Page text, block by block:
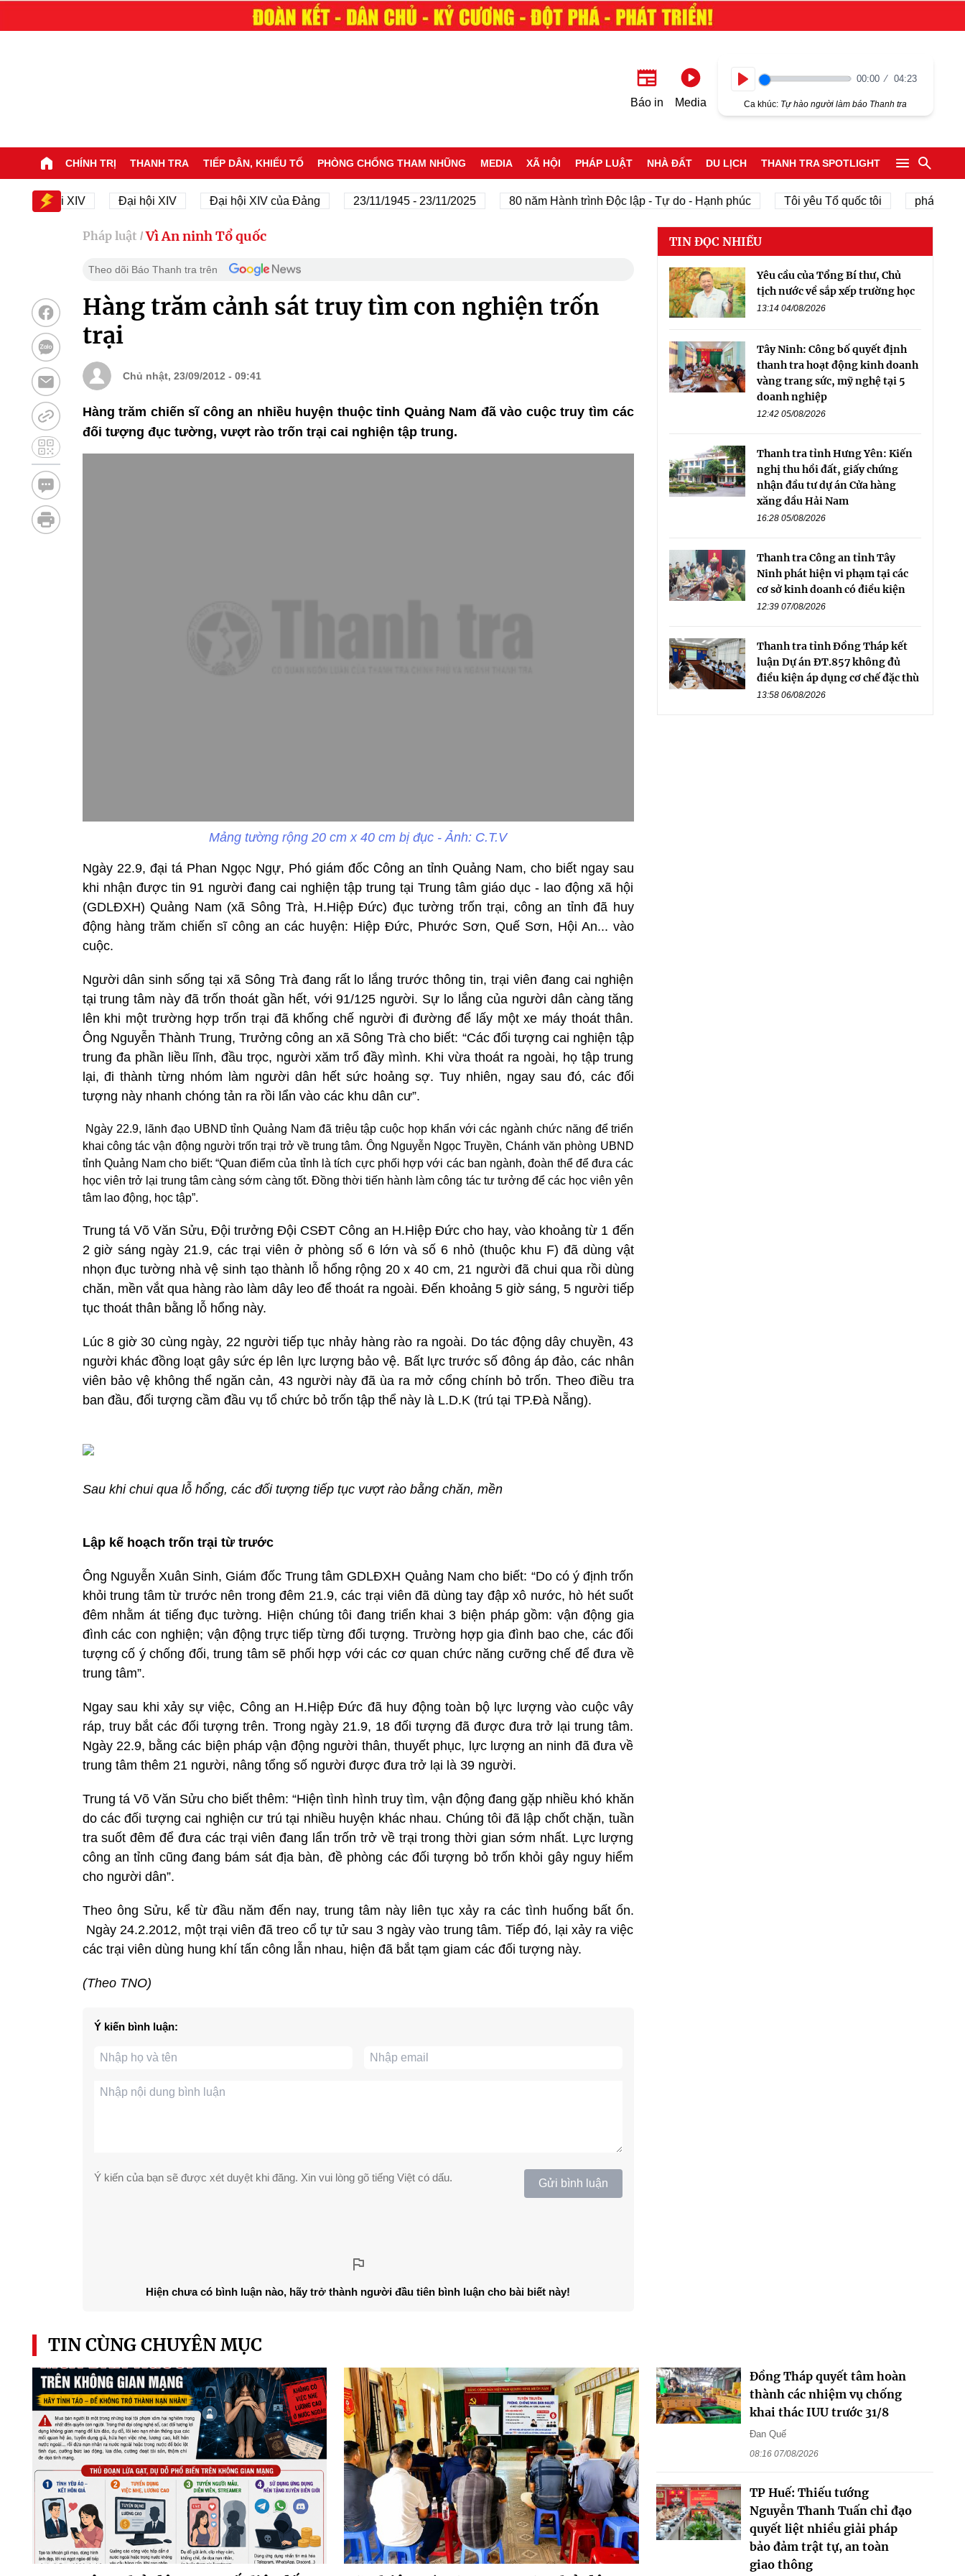
Báo in Media
00:00 04:23
Ca khúc: Tự hào người làm báo Thanh tra
CHÍNH TRỊ THANH TRA TIẾP DÂN, KHIẾU TỐ PHÒNG CHỐNG THAM NHŨNG MEDIA XÃ HỘI PHÁP LUẬT NHÀ ĐẤT DU LỊCH THANH TRA SPOTLIGHT
hội XIV Đại hội XIV Đại hội XIV của Đảng 23/11/1945 - 23/11/2025 80 năm Hành trình Độc lập - Tự do - Hạnh phúc Tôi yêu Tổ quốc tôi phát triển
Pháp luật / Vì An ninh Tổ quốc
Theo dõi Báo Thanh tra trên
Hàng trăm cảnh sát truy tìm con nghiện trốn
trại
Chủ nhật, 23/09/2012 - 09:41
Hàng trăm chiến sĩ công an nhiều huyện thuộc tỉnh Quảng Nam đã vào cuộc truy tìm các
đối tượng đục tường, vượt rào trốn trại cai nghiện tập trung.
Mảng tường rộng 20 cm x 40 cm bị đục - Ảnh: C.T.V
Ngày 22.9, đại tá Phan Ngọc Ngự, Phó giám đốc Công an tỉnh Quảng Nam, cho biết ngay sau
khi nhận được tin 91 người đang cai nghiện tập trung tại Trung tâm giáo dục - lao động xã hội
(GDLĐXH) Quảng Nam (xã Sông Trà, H.Hiệp Đức) đục tường trốn trại, công an tỉnh đã huy
động hàng trăm chiến sĩ công an các huyện: Hiệp Đức, Phước Sơn, Quế Sơn, Hội An... vào
cuộc.
Người dân sinh sống tại xã Sông Trà đang rất lo lắng trước thông tin, trại viên đang cai nghiện
tại trung tâm này đã trốn thoát gần hết, với 91/125 người. Sự lo lắng của người dân càng tăng
lên khi một trường hợp trốn trại đã khống chế người đi đường để lấy một xe máy thoát thân.
Ông Nguyễn Thành Trung, Trưởng công an xã Sông Trà cho biết: “Các đối tượng cai nghiện tập
trung đa phần liều lĩnh, đầu trọc, người xăm trổ đầy mình. Khi vừa thoát ra ngoài, họ tập trung
lại, đi thành từng nhóm làm người dân hết sức hoảng sợ. Tuy nhiên, ngay sau đó, các đối
tượng này nhanh chóng tản ra rồi lẩn vào các khu dân cư”.
Ngày 22.9, lãnh đạo UBND tỉnh Quảng Nam đã triệu tập cuộc họp khẩn với các ngành chức năng để triển
khai công tác vận động người trốn trại trở về trung tâm. Ông Nguyễn Ngọc Truyền, Chánh văn phòng UBND
tỉnh Quảng Nam cho biết: “Quan điểm của tỉnh là tích cực phối hợp với các ban ngành, đoàn thể để đưa các
học viên trở lại trung tâm càng sớm càng tốt. Đồng thời tiến hành làm công tác tư tưởng để các học viên yên
tâm lao động, học tập”.
Trung tá Võ Văn Sửu, Đội trưởng Đội CSĐT Công an H.Hiệp Đức cho hay, vào khoảng từ 1 đến
2 giờ sáng ngày 21.9, các trại viên ở phòng số 6 lớn và số 6 nhỏ (thuộc khu F) đã dùng vật
nhọn đục tường nhà vệ sinh tạo thành lỗ hổng rộng 20 x 40 cm, 21 người đã chui qua rồi dùng
chăn, mền vắt qua hàng rào làm dây leo để thoát ra ngoài. Đến khoảng 5 giờ sáng, 5 người tiếp
tục thoát thân bằng lỗ hổng này.
Lúc 8 giờ 30 cùng ngày, 22 người tiếp tục nhảy hàng rào ra ngoài. Do tác động dây chuyền, 43
người khác đồng loạt gây sức ép lên lực lượng bảo vệ. Bất lực trước số đông áp đảo, các nhân
viên bảo vệ không thể ngăn cản, 43 người này đã ùa ra mở cổng chính bỏ trốn. Theo điều tra
ban đầu, đối tượng cầm đầu vụ tổ chức bỏ trốn tập thể này là L.D.K (trú tại TP.Đà Nẵng).
Sau khi chui qua lỗ hổng, các đối tượng tiếp tục vượt rào bằng chăn, mền
Lập kế hoạch trốn trại từ trước
Ông Nguyễn Xuân Sinh, Giám đốc Trung tâm GDLĐXH Quảng Nam cho biết: “Do có ý định trốn
khỏi trung tâm từ trước nên trong đêm 21.9, các trại viên đã dùng tay đập xô nước, hò hét suốt
đêm nhằm át tiếng đục tường. Hiện chúng tôi đang triển khai 3 biện pháp gồm: vận động gia
đình các con nghiện; vận động trực tiếp từng đối tượng. Trường hợp gia đình bao che, các đối
tượng cố ý chống đối, trung tâm sẽ phối hợp với các cơ quan chức năng cưỡng chế để đưa về
trung tâm”.
Ngay sau khi xảy sự việc, Công an H.Hiệp Đức đã huy động toàn bộ lực lượng vào cuộc vây
ráp, truy bắt các đối tượng trên. Trong ngày 21.9, 18 đối tượng đã được đưa trở lại trung tâm.
Ngày 22.9, bằng các biện pháp vận động người thân, thuyết phục, lực lượng an ninh đã đưa về
trung tâm thêm 21 người, nâng tổng số người được đưa trở lại là 39 người.
Trung tá Võ Văn Sửu cho biết thêm: “Hiện tình hình truy tìm, vận động đang gặp nhiều khó khăn
do các đối tượng cai nghiện cư trú tại nhiều huyện khác nhau. Chúng tôi đã lập chốt chặn, tuần
tra suốt đêm để đưa các trại viên đang lẩn trốn trở về trại trong thời gian sớm nhất. Lực lượng
công an tỉnh cũng đang bám sát địa bàn, đề phòng các đối tượng bỏ trốn khỏi gây nguy hiểm
cho người dân”.
Theo ông Sửu, kể từ đầu năm đến nay, trung tâm này liên tục xảy ra các tình huống bất ổn.
Ngày 24.2.2012, một trại viên đã treo cổ tự tử sau 3 ngày vào trung tâm. Tiếp đó, lại xảy ra việc
các trại viên dùng hung khí tấn công lẫn nhau, hiện đã bắt tạm giam các đối tượng này.
(Theo TNO)
Ý kiến bình luận:
Ý kiến của bạn sẽ được xét duyệt khi đăng. Xin vui lòng gõ tiếng Việt có dấu. Gửi bình luận
Hiện chưa có bình luận nào, hãy trở thành người đầu tiên bình luận cho bài biết này!
TIN ĐỌC NHIỀU
Yêu cầu của Tổng Bí thư, Chủ
tịch nước về sắp xếp trường học
13:14 04/08/2026
Tây Ninh: Công bố quyết định
thanh tra hoạt động kinh doanh
vàng trang sức, mỹ nghệ tại 5
doanh nghiệp
12:42 05/08/2026
Thanh tra tỉnh Hưng Yên: Kiến
nghị thu hồi đất, giấy chứng
nhận đầu tư dự án Cửa hàng
xăng dầu Hải Nam
16:28 05/08/2026
Thanh tra Công an tỉnh Tây
Ninh phát hiện vi phạm tại các
cơ sở kinh doanh có điều kiện
12:39 07/08/2026
Thanh tra tỉnh Đồng Tháp kết
luận Dự án ĐT.857 không đủ
điều kiện áp dụng cơ chế đặc thù
13:58 06/08/2026
TIN CÙNG CHUYÊN MỤC
Đồng Tháp quyết tâm hoàn
thành các nhiệm vụ chống
khai thác IUU trước 31/8
Đan Quế
08:16 07/08/2026
TP Huế: Thiếu tướng
Nguyễn Thanh Tuấn chỉ đạo
quyết liệt nhiều giải pháp
bảo đảm trật tự, an toàn
giao thông